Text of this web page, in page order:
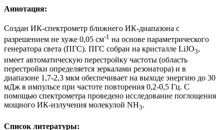
Аннотация:
Создан ИК-спектрометр ближнего ИК-диапазона с
разрешением не хуже 0,05 см-1 на основе параметрического
генератора света (ПГС). ПГС собран на кристалле LiJO3,
имеет автоматическую перестройку частоты (область
перестройки определяется зеркалами резонатора) и в
диапазоне 1,7-2,3 мкм обеспечивает на выходе энергию до 30
мДж в импульсе при частоте повторения 0,2-0,5 Гц. С
помощью спектрометра проведено исследование поглощения
мощного ИК-излучения молекулой NH3.
Список литературы: